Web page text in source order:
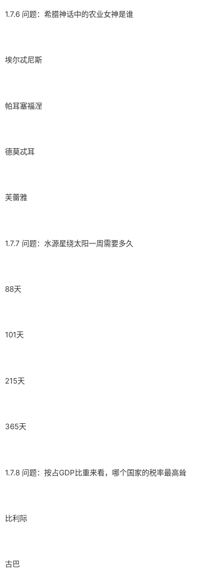
1.7.6 问题：希腊神话中的农业女神是谁
埃尔忒尼斯
帕耳塞福涅
德莫忒耳
芙蕾雅
1.7.7 问题：水源星绕太阳一周需要多久
88天
101天
215天
365天
1.7.8 问题：按占GDP比重来看，哪个国家的税率最高耸
比利际
古巴